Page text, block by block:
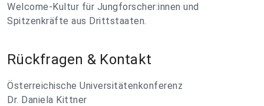
Welcome-Kultur für Jungforscher:innen und
Spitzenkräfte aus Drittstaaten.
Rückfragen & Kontakt
Österreichische Universitätenkonferenz
Dr. Daniela Kittner